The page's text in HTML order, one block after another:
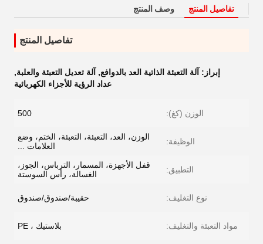
تفاصيل المنتج وصف المنتج
تفاصيل المنتج
إبراز: آلة التعبئة الذاتية العد بالدوافع, آلة تعديل التعبئة والعلبة,
عداد الرؤية للأجزاء الكهربائية
الوزن (كغ): 500
الوظيفة:
الوزن، العد، التعبئة، التعبئة، الختم، وضع
العلامات ...
التطبيق:
قفل الأجهزة، المسمار، الترباس، الجوز،
الغسالة، رأس السوستة
نوع التغليف: حقيبة/صندوق/صندوق
مواد التعبئة والتغليف: بلاستيك ، PE